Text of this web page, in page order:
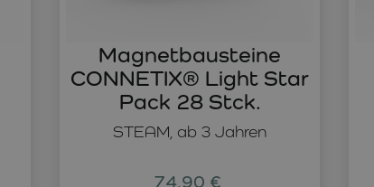
STEAM, ab 3 Jahren
Magnetbausteine
CONNETIX® Light Star
Pack 28 Stck.
74,90 €